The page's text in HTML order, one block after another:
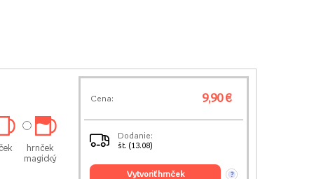
hrnček
magický
Cena: 9,90 €
Dodanie:
št. (13.08)
vytvoriť hrnček ?